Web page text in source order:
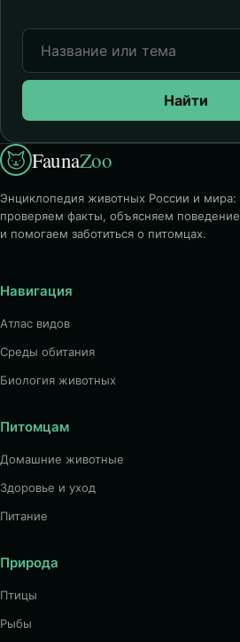
Найти
FaunaZoo
Энциклопедия животных России и мира:
проверяем факты, объясняем поведение
и помогаем заботиться о питомцах.
Навигация
Атлас видов
Среды обитания
Биология животных
Питомцам
Домашние животные
Здоровье и уход
Питание
Природа
Птицы
Рыбы